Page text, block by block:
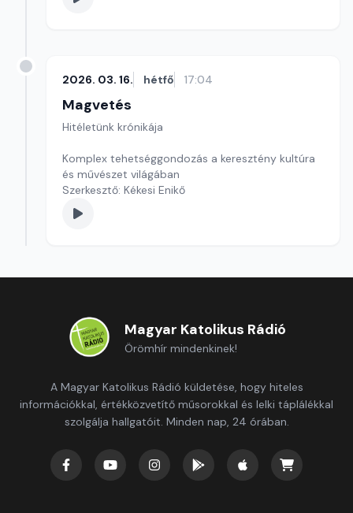
2026. 03. 16. hétfő 17:04
Magvetés
Hitéletünk krónikája
Komplex tehetséggondozás a keresztény kultúra
és művészet világában
Szerkesztő: Kékesi Enikő
Magyar Katolikus Rádió
Örömhír mindenkinek!
A Magyar Katolikus Rádió küldetése, hogy hiteles
információkkal, értékközvetítő műsorokkal és lelki táplálékkal
szolgálja hallgatóit. Minden nap, 24 órában.